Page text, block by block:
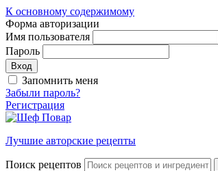
К основному содержимому
Форма авторизации
Имя пользователя
Пароль
Запомнить меня
Забыли пароль?
Регистрация
Лучшие авторские рецепты
Поиск рецептов